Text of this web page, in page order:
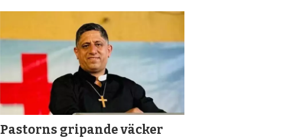
Pastorns gripande väcker